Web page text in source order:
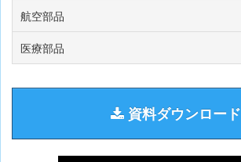
航空部品
医療部品
資料ダウンロード